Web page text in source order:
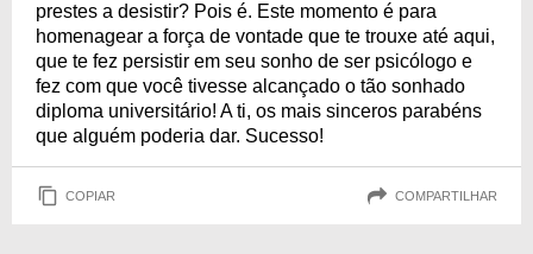
prestes a desistir? Pois é. Este momento é para
homenagear a força de vontade que te trouxe até aqui,
que te fez persistir em seu sonho de ser psicólogo e
fez com que você tivesse alcançado o tão sonhado
diploma universitário! A ti, os mais sinceros parabéns
que alguém poderia dar. Sucesso!
COPIAR COMPARTILHAR